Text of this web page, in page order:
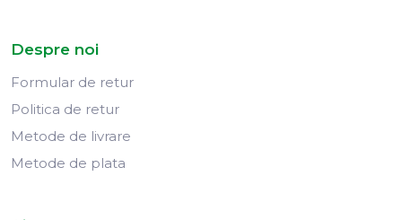
Despre noi
Formular de retur
Politica de retur
Metode de livrare
Metode de plata